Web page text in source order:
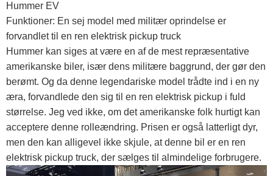
Hummer EV
Funktioner: En sej model med militær oprindelse er
forvandlet til en ren elektrisk pickup truck
Hummer kan siges at være en af ​​de mest repræsentative
amerikanske biler, især dens militære baggrund, der gør den
berømt. Og da denne legendariske model trådte ind i en ny
æra, forvandlede den sig til en ren elektrisk pickup i fuld
størrelse. Jeg ved ikke, om det amerikanske folk hurtigt kan
acceptere denne rolleændring. Prisen er også latterligt dyr,
men den kan alligevel ikke skjule, at denne bil er en ren
elektrisk pickup truck, der sælges til almindelige forbrugere.